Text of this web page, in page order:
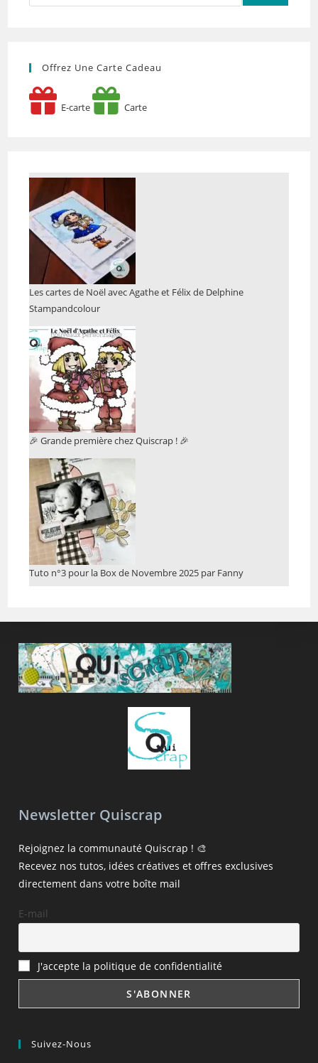
Offrez Une Carte Cadeau
E-carte Carte
Les cartes de Noël avec Agathe et Félix de Delphine
Stampandcolour
🎉 Grande première chez Quiscrap ! 🎉
Tuto n°3 pour la Box de Novembre 2025 par Fanny
Newsletter Quiscrap
Rejoignez la communauté Quiscrap ! 🎨
Recevez nos tutos, idées créatives et offres exclusives
directement dans votre boîte mail
E-mail
J'accepte la politique de confidentialité
Suivez-Nous